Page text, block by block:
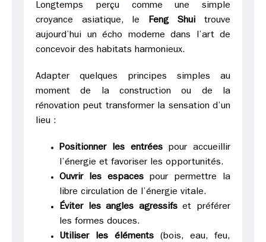
Longtemps perçu comme une simple
croyance asiatique, le Feng Shui trouve
aujourd’hui un écho moderne dans l’art de
concevoir des habitats harmonieux.
Adapter quelques principes simples au
moment de la construction ou de la
rénovation peut transformer la sensation d’un
lieu :
Positionner les entréespour accueillir
l’énergie et favoriser les opportunités.
Ouvrir les espacespour permettre la
libre circulation de l’énergie vitale.
Éviter les angles agressifset préférer
les formes douces.
Utiliser les éléments (bois, eau, feu,